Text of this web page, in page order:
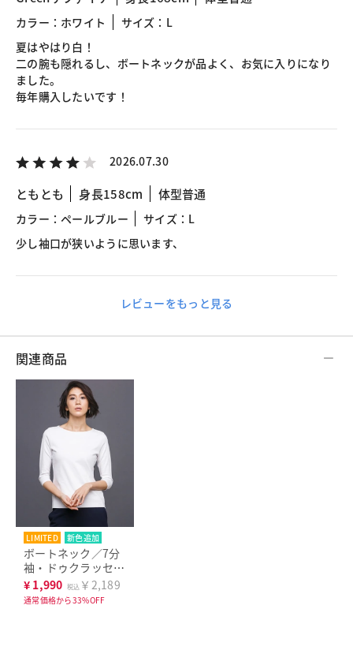
カラー：ホワイト
サイズ：L
夏はやはり白！
二の腕も隠れるし、ボートネックが品よく、お気に入りになり
ました。
毎年購入したいです！
2026.07.30
ともとも 身長158cm 体型普通
カラー：ペールブルー
サイズ：L
少し袖口が狭いように思います、
レビューをもっと見る
関連商品
LIMITED 新色追加
ボートネック／7分
袖・ドゥクラッセT
シャツ(58cm丈)
¥ 1,990 税込 ￥2,189
通常価格から33%OFF